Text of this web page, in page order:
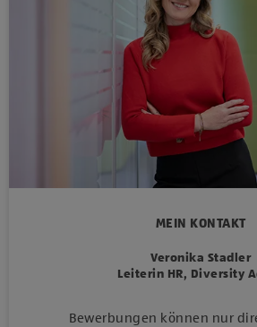
MEIN KONTAKT
Veronika Stadler
Leiterin HR, Diversity
Bewerbungen können nur